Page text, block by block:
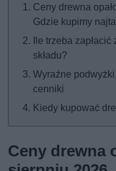
Ceny drewna
Gdzie kupimy
Ile trzeba
składu?
Wyraźne
cenniki
Kiedy kupować
Ceny drewna